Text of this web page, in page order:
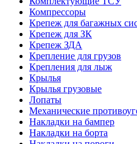
Компрессоры
Крепеж для багажных
Крепеж для ЗК
Крепеж ЗДА
Крепление для грузов
Крепления для лыж
Крылья
Крылья грузовые
Лопаты
Механические
Накладки на бампер
Накладки на борта